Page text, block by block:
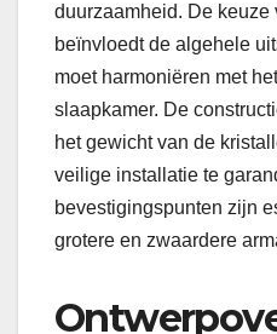
duurzaamheid. De keuze
beïnvloedt de algehele
moet harmoniëren met
slaapkamer. De
het gewicht van de
veilige installatie te
bevestigingspunten zijn
grotere en zwaardere